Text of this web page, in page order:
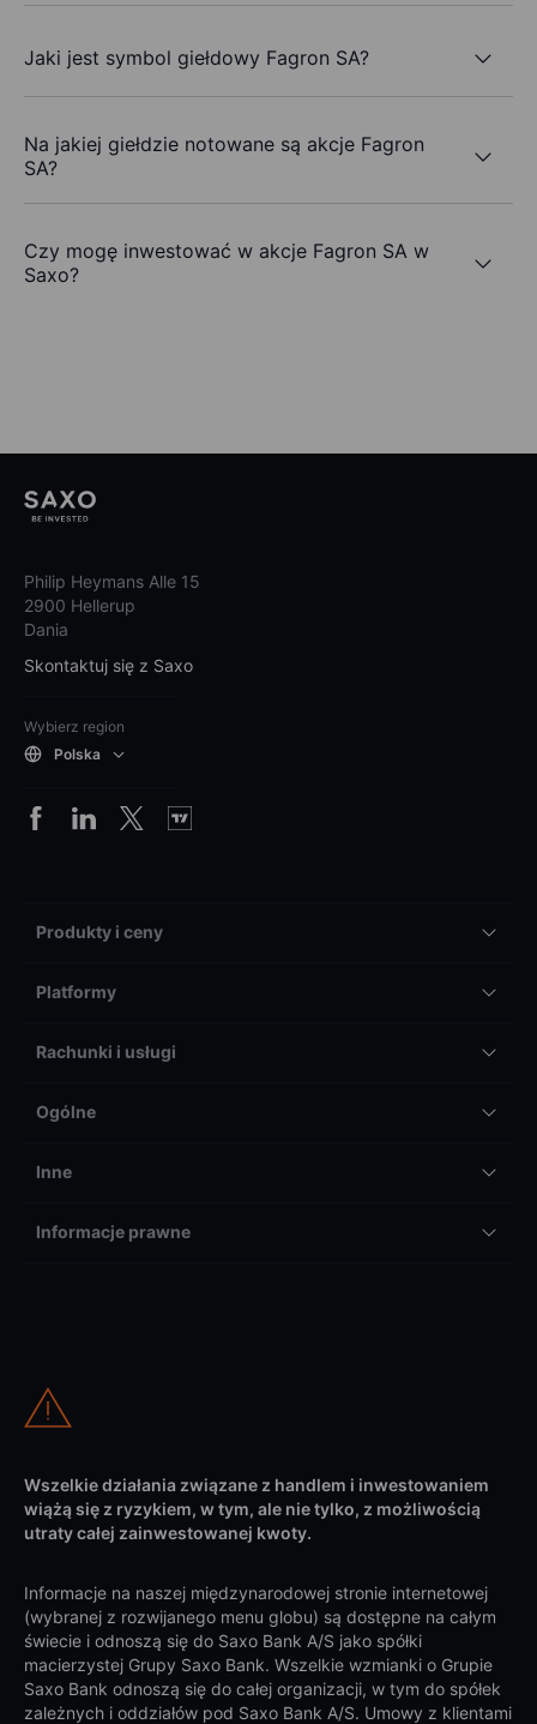
Jaki jest symbol giełdowy Fagron SA?
Na jakiej giełdzie notowane są akcje Fagron
SA?
Czy mogę inwestować w akcje Fagron SA w
Saxo?
Philip Heymans Alle 15
2900 Hellerup
Dania
Skontaktuj się z Saxo
Wybierz region
Polska
Produkty i ceny
Platformy
Rachunki i usługi
Ogólne
Inne
Informacje prawne
Wszelkie działania związane z handlem i inwestowaniem
wiążą się z ryzykiem, w tym, ale nie tylko, z możliwością
utraty całej zainwestowanej kwoty.
Informacje na naszej międzynarodowej stronie internetowej
(wybranej z rozwijanego menu globu) są dostępne na całym
świecie i odnoszą się do Saxo Bank A/S jako spółki
macierzystej Grupy Saxo Bank. Wszelkie wzmianki o Grupie
Saxo Bank odnoszą się do całej organizacji, w tym do spółek
zależnych i oddziałów pod Saxo Bank A/S. Umowy z klientami